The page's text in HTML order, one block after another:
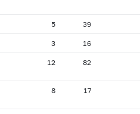
5 39
3 16
12 82
8 17